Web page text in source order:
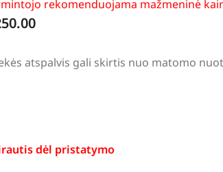
rekomenduojama mažmeninė
atspalvis gali skirtis nuo matomo
dėl pristatymo